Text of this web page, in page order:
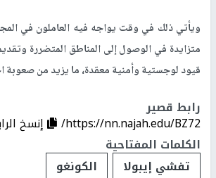
ويأتي ذلك في وقت يواجه فيه العاملون في
متزايدة في الوصول إلى المناطق المتضررة
قيود لوجستية وأمنية معقدة، ما يزيد من صعوبة
رابط قصير
https://nn.najah.edu/BZ72/
إنسخ
الكلمات المفتاحية
تفشي إيبولا
الكونغو